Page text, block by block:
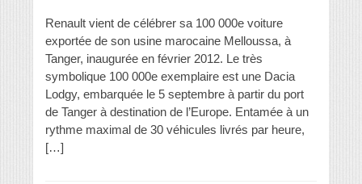
Renault vient de célébrer sa 100 000e voiture
exportée de son usine marocaine Melloussa, à
Tanger, inaugurée en février 2012. Le très
symbolique 100 000e exemplaire est une Dacia
Lodgy, embarquée le 5 septembre à partir du port
de Tanger à destination de l’Europe. Entamée à un
rythme maximal de 30 véhicules livrés par heure,
[…]